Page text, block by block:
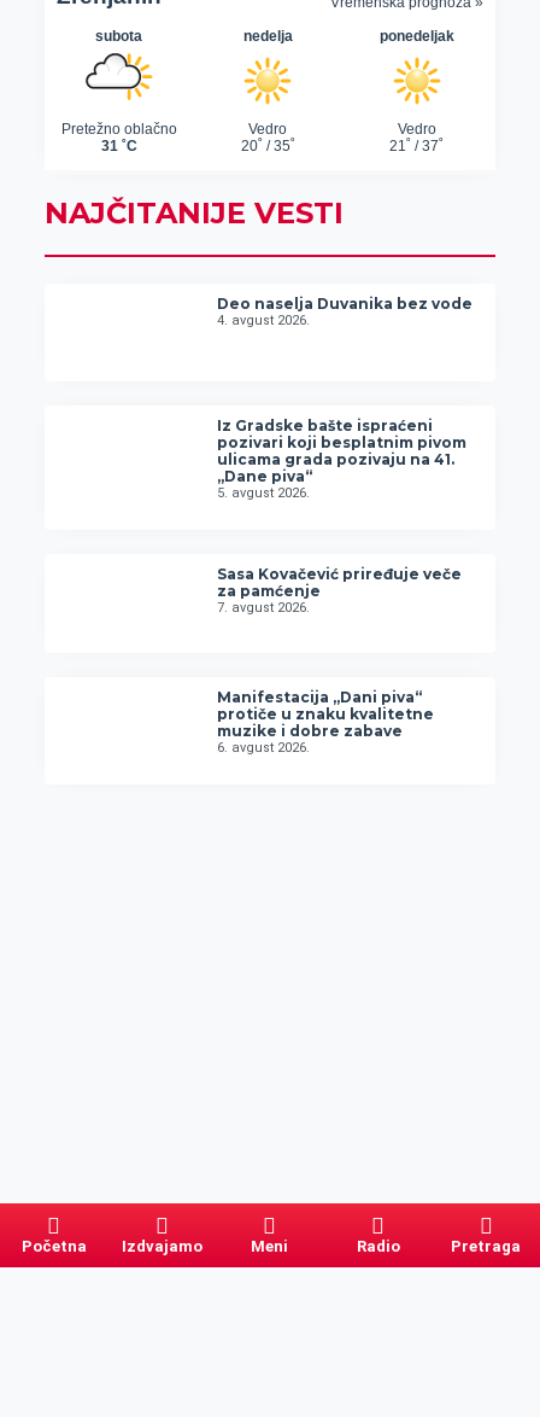
NAJČITANIJE VESTI
Deo naselja Duvanika bez vode
4. avgust 2026.
Iz Gradske bašte ispraćeni
pozivari koji besplatnim pivom
ulicama grada pozivaju na 41.
„Dane piva“
5. avgust 2026.
Sasa Kovačević priređuje veče
za pamćenje
7. avgust 2026.
Manifestacija „Dani piva“
protiče u znaku kvalitetne
muzike i dobre zabave
6. avgust 2026.
Početna Izdvajamo Meni Radio Pretraga